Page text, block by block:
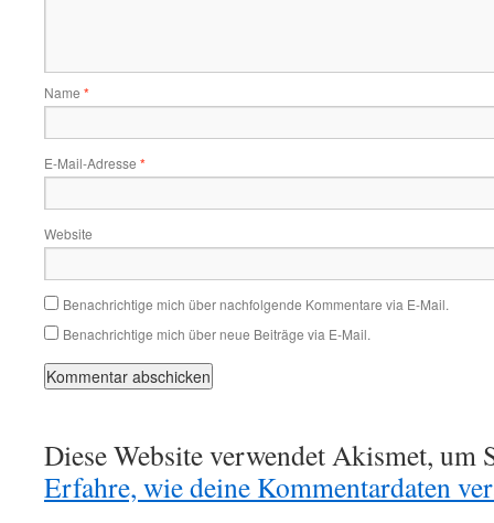
Name *
E-Mail-Adresse *
Website
Benachrichtige mich über nachfolgende Kommentare via E-Mail.
Benachrichtige mich über neue Beiträge via E-Mail.
Diese Website verwendet Akismet, um
Erfahre, wie deine Kommentardaten